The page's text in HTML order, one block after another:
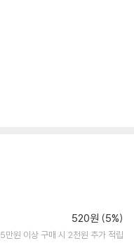
520원 (5%)
5만원 이상 구매 시 2천원 추가 적립